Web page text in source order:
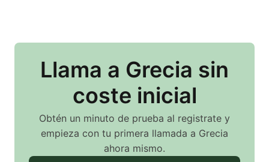
Llama a Grecia sin
coste inicial
Obtén un minuto de prueba al registrate y
empieza con tu primera llamada a Grecia
ahora mismo.